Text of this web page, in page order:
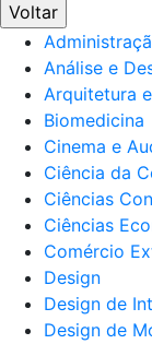
Voltar
Análise e
Arquitetura
Biomedicina
Cinema e
Ciência da
Ciências
Ciências
Comércio
Design
Design de
Design de